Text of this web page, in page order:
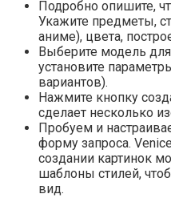
Подробно опишите,
Укажите предметы,
аниме), цвета,
Выберите модель
установите
вариантов).
Нажмите кнопку
сделает несколько
Пробуем и
форму запроса.
создании картинок
шаблоны стилей,
вид.